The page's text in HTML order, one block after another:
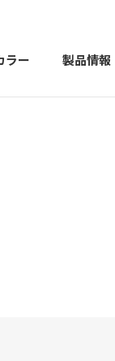
ラー 製品情報